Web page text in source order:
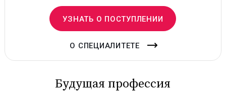
УЗНАТЬ О ПОСТУПЛЕНИИ
О СПЕЦИАЛИТЕТЕ
Будущая профессия